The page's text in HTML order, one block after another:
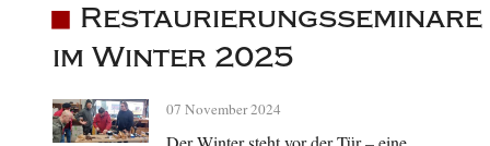
Restaurierungsseminare
im Winter 2025
07 November 2024